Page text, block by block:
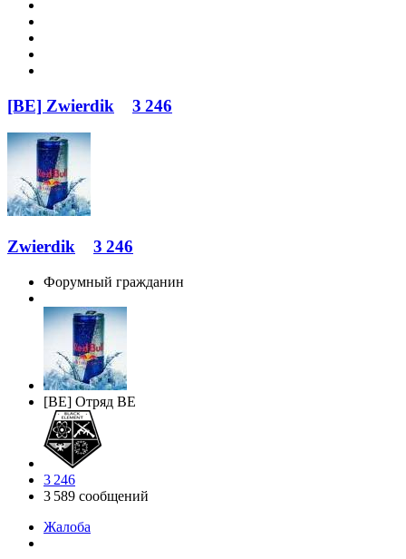
[BE] Zwierdik 3 246
Zwierdik 3 246
Форумный гражданин
[BE] Отряд BE
3 246
3 589 сообщений
Жалоба